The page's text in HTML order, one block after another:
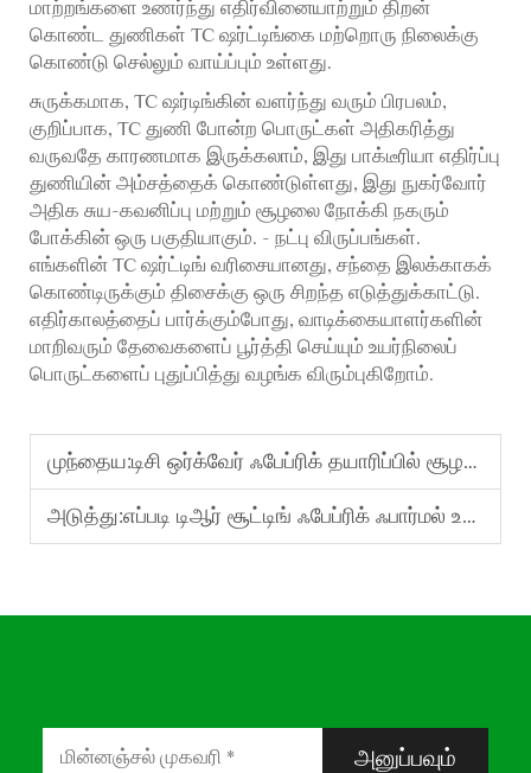
மாற்றங்களை உணர்ந்து எதிர்வினையாற்றும் திறன்
கொண்ட துணிகள் TC ஷர்ட்டிங்கை மற்றொரு நிலைக்கு
கொண்டு செல்லும் வாய்ப்பும் உள்ளது.
சுருக்கமாக, TC ஷர்டிங்கின் வளர்ந்து வரும் பிரபலம்,
குறிப்பாக, TC துணி போன்ற பொருட்கள் அதிகரித்து
வருவதே காரணமாக இருக்கலாம், இது பாக்டீரியா எதிர்ப்பு
துணியின் அம்சத்தைக் கொண்டுள்ளது, இது நுகர்வோர்
அதிக சுய-கவனிப்பு மற்றும் சூழலை நோக்கி நகரும்
போக்கின் ஒரு பகுதியாகும். - நட்பு விருப்பங்கள்.
எங்களின் TC ஷர்ட்டிங் வரிசையானது, சந்தை இலக்காகக்
கொண்டிருக்கும் திசைக்கு ஒரு சிறந்த எடுத்துக்காட்டு.
எதிர்காலத்தைப் பார்க்கும்போது, வாடிக்கையாளர்களின்
மாறிவரும் தேவைகளைப் பூர்த்தி செய்யும் உயர்நிலைப்
பொருட்களைப் புதுப்பித்து வழங்க விரும்புகிறோம்.
முந்தைய:டிசி ஒர்க்வேர் ஃபேப்ரிக் தயாரிப்பில் சூழல் நட்பு போக்குகள்
அடுத்து:எப்படி டிஆர் சூட்டிங் ஃபேப்ரிக் ஃபார்மல் உடையில் வசதியையும் ஸ்டைலையும் மேம்படுத்துகிறது
அனுப்பவும்